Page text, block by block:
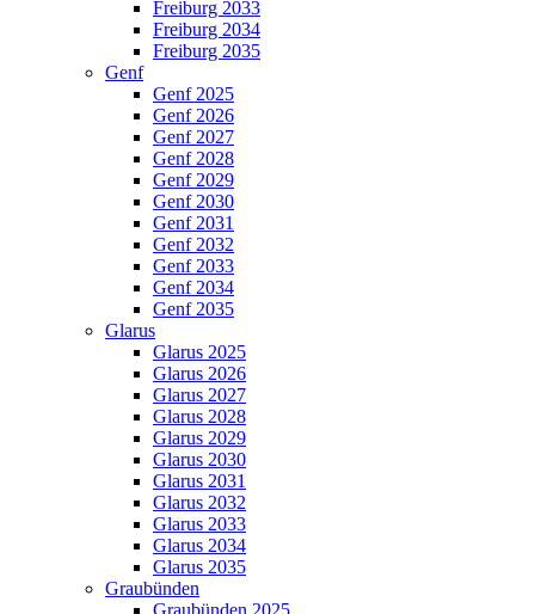
Freiburg 2033
Freiburg 2034
Freiburg 2035
Genf
Genf 2025
Genf 2026
Genf 2027
Genf 2028
Genf 2029
Genf 2030
Genf 2031
Genf 2032
Genf 2033
Genf 2034
Genf 2035
Glarus
Glarus 2025
Glarus 2026
Glarus 2027
Glarus 2028
Glarus 2029
Glarus 2030
Glarus 2031
Glarus 2032
Glarus 2033
Glarus 2034
Glarus 2035
Graubünden
Graubünden 2025